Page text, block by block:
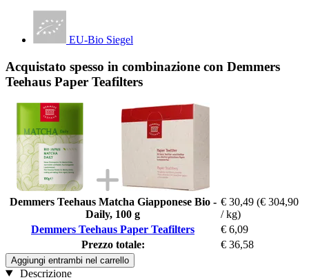
EU-Bio Siegel
Acquistato spesso in combinazione con Demmers
Teehaus Paper Teafilters
Demmers Teehaus Matcha Giapponese Bio -
Daily, 100 g
€ 30,49 (€ 304,90
/ kg)
Demmers Teehaus Paper Teafilters
€ 6,09
Prezzo totale:
€ 36,58
Aggiungi entrambi nel carrello
Descrizione